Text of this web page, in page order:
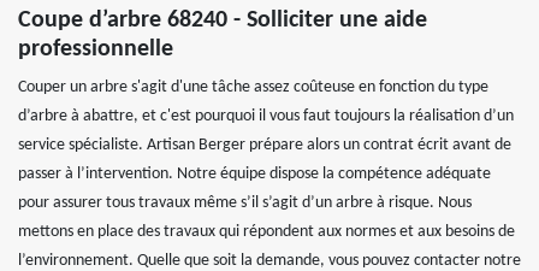
Coupe d’arbre 68240 - Solliciter une aide
professionnelle
Couper un arbre s'agit d'une tâche assez coûteuse en fonction du type
d’arbre à abattre, et c'est pourquoi il vous faut toujours la réalisation d’un
service spécialiste. Artisan Berger prépare alors un contrat écrit avant de
passer à l’intervention. Notre équipe dispose la compétence adéquate
pour assurer tous travaux même s’il s’agit d’un arbre à risque. Nous
mettons en place des travaux qui répondent aux normes et aux besoins de
l’environnement. Quelle que soit la demande, vous pouvez contacter notre